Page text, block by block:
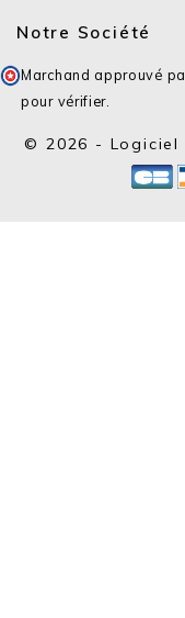
Notre Société
Marchand approuvé
pour vérifier
© 2026 - Logiciel